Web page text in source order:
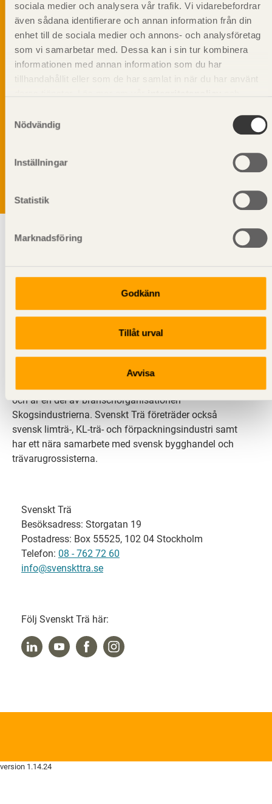
sociala medier och analysera vår trafik. Vi vidarebefordrar
även sådana identifierare och annan information från din
enhet till de sociala medier och annons- och analysföretag
som vi samarbetar med. Dessa kan i sin tur kombinera
informationen med annan information som du har
tillhandahållit eller som de har samlat in när du har använt
Nödvändig
Inställningar
Statistik
Marknadsföring
Godkänn
Tillåt urval
Avvisa
Vi värnar om personlig integritet vilket innebär att dina
Läs vårintegritetspolicy.
Svenskt Trä sprider kunskap om trä, träprodukter och
träbyggande för att främja ett hållbart samhälle och
inspirera, utbilda och driva teknisk utveckling.
och är en del av branschorganisationen
Skogsindustrierna. Svenskt Trä företräder också
svensk limträ-, KL-trä- och förpackningsindustri samt
har ett nära samarbete med svensk bygghandel och
trävarugrossisterna.
Svenskt Trä
Besöksadress: Storgatan 19
Postadress: Box 55525, 102 04 Stockholm
Telefon: 08 - 762 72 60
info@svenskttra.se
Följ Svenskt Trä här:
version 1.14.24